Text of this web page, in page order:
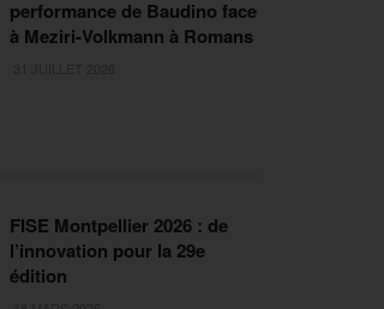
performance de Baudino face
à Meziri-Volkmann à Romans
FISE Montpellier 2026 : de
l’innovation pour la 29e
édition